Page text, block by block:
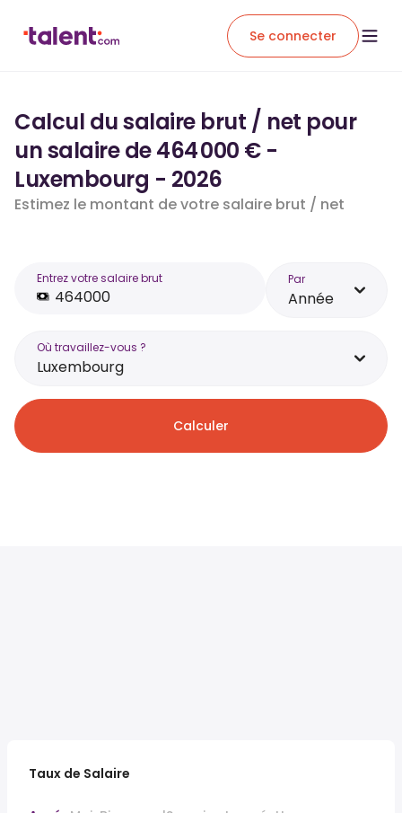
Se connecter
Calcul du salaire brut / net pour
un salaire de 464 000 € -
Luxembourg - 2026
Estimez le montant de votre salaire brut / net
Entrez votre salaire brut Par
Année
Où travaillez-vous ?
Luxembourg
Calculer
Taux de Salaire